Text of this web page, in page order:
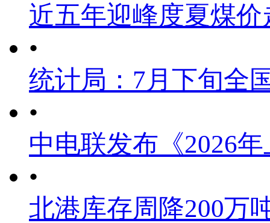
近五年迎峰度夏煤价
•
统计局：7月下旬全
•
中电联发布《2026
•
北港库存周降200万